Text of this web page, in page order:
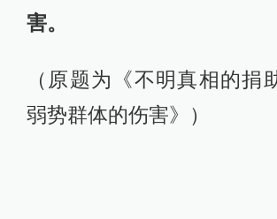
害。
（原题为《不明真相的捐
弱势群体的伤害》）